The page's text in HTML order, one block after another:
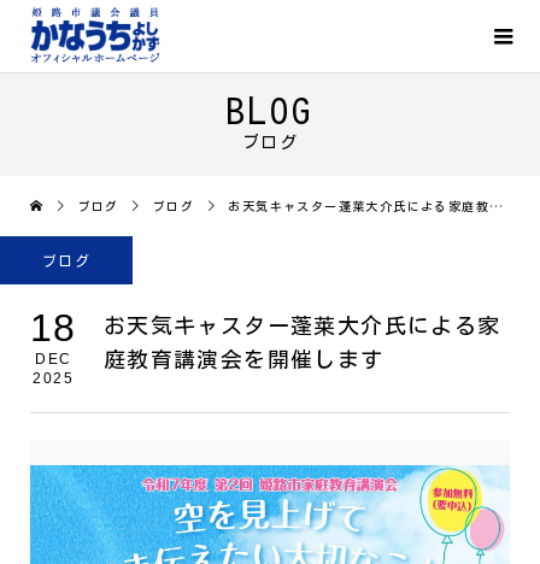
BLOG
ブログ
ブログ ブログ お天気キャスター蓬莱大介氏による家庭教育講演会を開催します
ブログ
18
DEC
2025
お天気キャスター蓬莱大介氏による家
庭教育講演会を開催します